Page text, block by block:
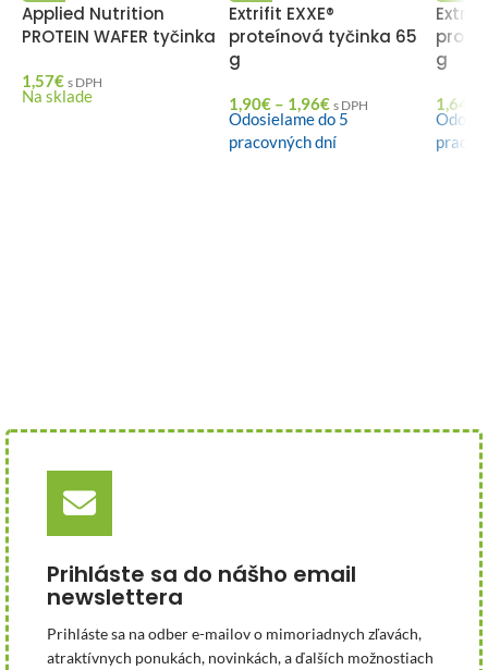
Applied Nutrition
PROTEIN WAFER tyčinka
1,57€ s DPH
Na sklade
Extrifit EXXE®
proteínová tyčinka 65
g
1,90€ – 1,96€ s DPH
Odosielame do 5
pracovných dní
Extrifit
g
1,64
Prihláste sa do nášho email
newslettera
Prihláste sa na odber e-mailov o mimoriadnych zľavách,
atraktívnych ponukách, novinkách, a ďalších možnostiach